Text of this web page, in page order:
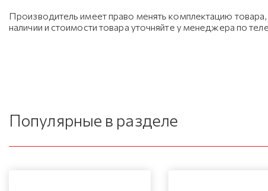
Производитель имеет право менять комплектацию
наличии и стоимости товара уточняйте у менеджера по
Популярные в разделе